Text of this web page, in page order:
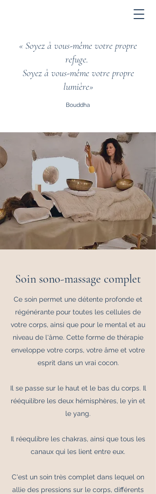
« Soyez à vous-même votre propre
refuge.
Soyez à vous-même votre propre
lumière»
Bouddha
Soin sono-massage complet
Ce soin permet une détente profonde et
régénérante pour toutes les cellules de
votre corps, ainsi que pour le mental et au
niveau de l'âme. Cette forme de thérapie
enveloppe votre corps, votre âme et votre
esprit dans un vrai cocon.
Il se passe sur le haut et le bas du corps. Il
rééquilibre les deux hémisphères, le yin et
le yang.
Il réequlibre les chakras, ainsi que tous les
canaux qui les lient entre eux.
C'est un soin très complet dans lequel on
allie des pressions sur le corps, différents